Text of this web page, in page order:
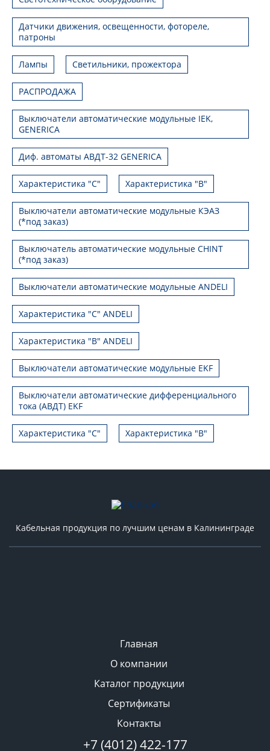
Датчики движения, освещенности, фотореле,
патроны
Лампы Светильники, прожектора
РАСПРОДАЖА
Выключатели автоматические модульные IEK,
GENERICA
Диф. автоматы АВДТ-32 GENERICA
Характеристика "С" Характеристика "В"
Выключатели автоматические модульные КЭАЗ
(*под заказ)
Выключатель автоматические модульные CHINT
(*под заказ)
Выключатели автоматические модульные ANDELI
Характеристика "C" ANDELI
Характеристика "B" ANDELI
Выключатели автоматические модульные EKF
Выключатели автоматические дифференциального
тока (АВДТ) EKF
Характеристика "С" Характеристика "B"
Кабельная продукция по лучшим ценам в Калининграде
Главная
О компании
Каталог продукции
Сертификаты
Контакты
+7 (4012) 422-177